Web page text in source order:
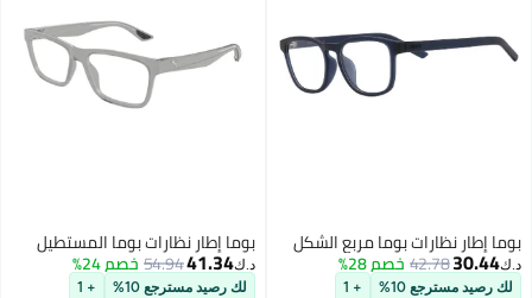
بوما إطار نظارات بوما مربع الشكل
د.ك‏30.44
42.78خصم 28%
لك رصيد مسترجع 10% + 1
بوما إطار نظارات بوما المستطيل
د.ك‏41.34
54.94خصم 24%
لك رصيد مسترجع 10% + 1